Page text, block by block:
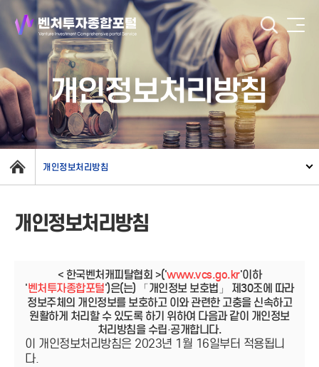
개인정보처리방침
개인정보처리방침
개인정보처리방침
< 한국벤처캐피탈협회 >('www.vcs.go.kr'이하
'벤처투자종합포털')은(는) 「개인정보 보호법」 제30조에 따라
정보주체의 개인정보를 보호하고 이와 관련한 고충을 신속하고
원활하게 처리할 수 있도록 하기 위하여 다음과 같이 개인정보
처리방침을 수립·공개합니다.
이 개인정보처리방침은 2023년 1월 16일부터 적용됩니
다.